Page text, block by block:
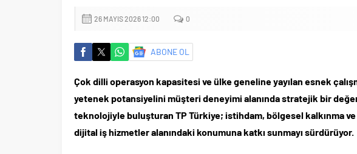
26 MAYIS 2026 12:00 0
ABONE OL
Çok dilli operasyon kapasitesi ve ülke geneline yayılan esnek
yetenek potansiyelini müşteri deneyimi alanında stratejik bir
teknolojiyle buluşturan TP Türkiye; istihdam, bölgesel kalkınma
dijital iş hizmetler alanındaki konumuna katkı sunmayı sürdürüyor.